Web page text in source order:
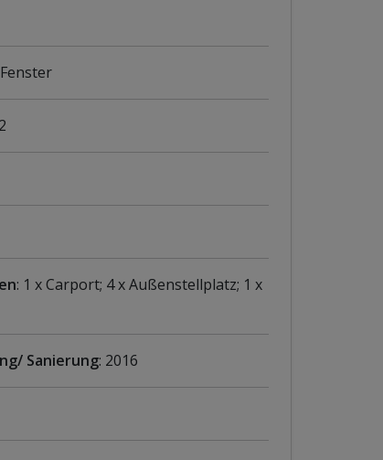
: 1 x Carport; 4 x Außenstellplatz; 1 x
Sanierung: 2016